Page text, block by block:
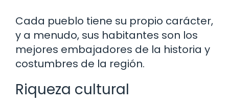
Cada pueblo tiene su propio carácter,
y a menudo, sus habitantes son los
mejores embajadores de la historia y
costumbres de la región.
Riqueza cultural